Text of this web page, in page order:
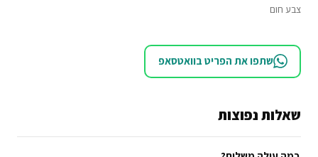
צבע חום
שתפו את הפריט בוואטסאפ
שאלות נפוצות